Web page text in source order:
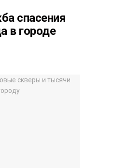
спасения
в городе